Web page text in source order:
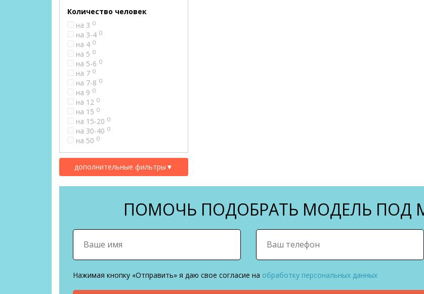
Количество человек
на 3 0
на 3-4 0
на 4 0
на 5 0
на 5-6 0
на 7 0
на 7-8 0
на 9 0
на 12 0
на 15 0
на 15-20 0
на 30-40 0
на 50 0
дополнительные фильтры ▼
ПОМОЧЬ ПОДОБРАТЬ МОДЕЛЬ ПОД
Нажимая кнопку «Отправить» я даю свое согласие на обработку персональных данных